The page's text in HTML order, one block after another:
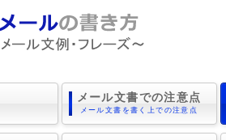
メール文書での注意点
メール文書を書く上での注意点